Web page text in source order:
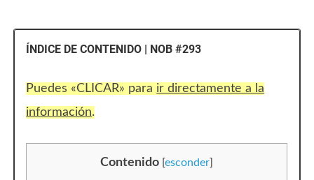
ÍNDICE DE CONTENIDO | NOB #293
Puedes «CLICAR» para ir directamente a la
información.
Contenido [esconder]